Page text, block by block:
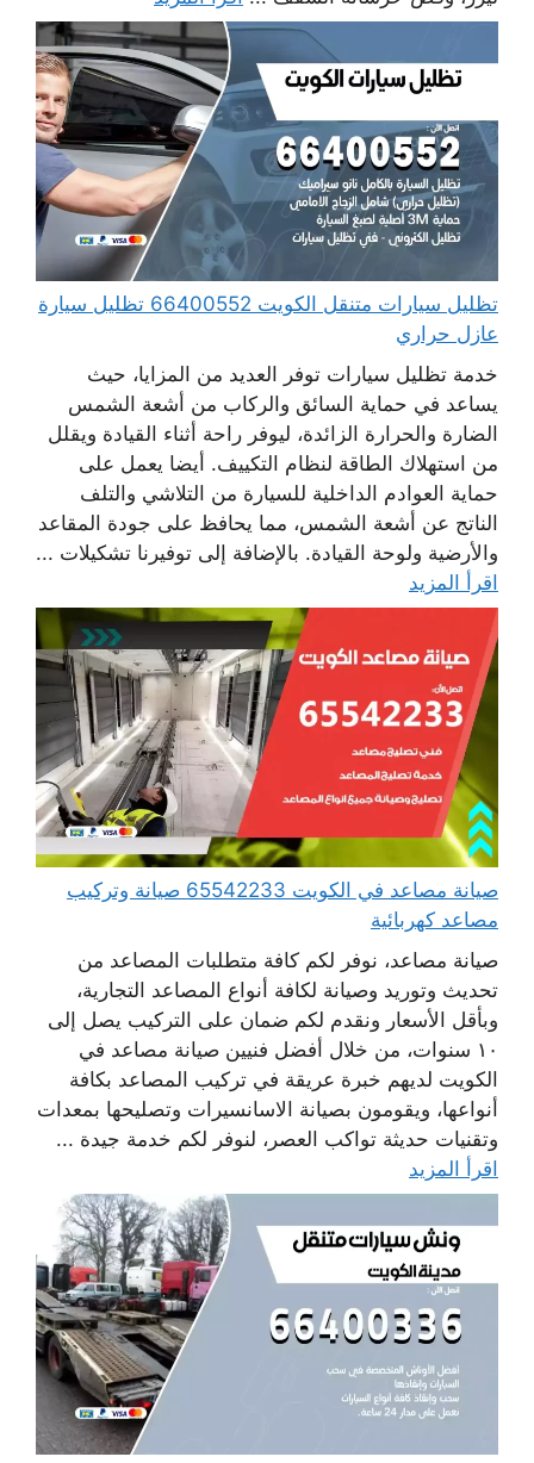
تظليل سيارات متنقل الكويت 66400552 تظليل سيارة
عازل حراري
خدمة تظليل سيارات توفر العديد من المزايا، حيث
يساعد في حماية السائق والركاب من أشعة الشمس
الضارة والحرارة الزائدة، ليوفر راحة أثناء القيادة ويقلل
من استهلاك الطاقة لنظام التكييف. أيضا يعمل على
حماية العوادم الداخلية للسيارة من التلاشي والتلف
الناتج عن أشعة الشمس، مما يحافظ على جودة المقاعد
والأرضية ولوحة القيادة. بالإضافة إلى توفيرنا تشكيلات ...
اقرأ المزيد
صيانة مصاعد في الكويت 65542233 صيانة وتركيب
مصاعد كهربائية
صيانة مصاعد، نوفر لكم كافة متطلبات المصاعد من
تحديث وتوريد وصيانة لكافة أنواع المصاعد التجارية،
وبأقل الأسعار ونقدم لكم ضمان على التركيب يصل إلى
١٠ سنوات، من خلال أفضل فنيين صيانة مصاعد في
الكويت لديهم خبرة عريقة في تركيب المصاعد بكافة
أنواعها، ويقومون بصيانة الاسانسيرات وتصليحها بمعدات
وتقنيات حديثة تواكب العصر، لنوفر لكم خدمة جيدة ...
اقرأ المزيد